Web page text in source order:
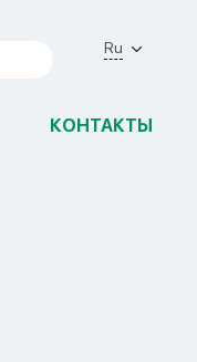
Ru
КОНТАКТЫ